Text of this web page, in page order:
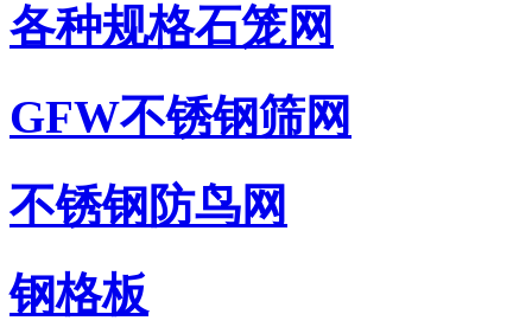
各种规格石笼网
GFW不锈钢筛网
不锈钢防鸟网
钢格板